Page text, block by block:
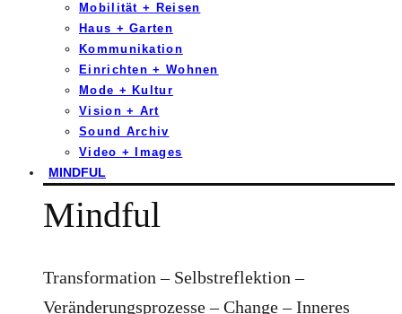
Mobilität + Reisen
Haus + Garten
Kommunikation
Einrichten + Wohnen
Mode + Kultur
Vision + Art
Sound Archiv
Video + Images
MINDFUL
Mindful
Transformation – Selbstreflektion –
Veränderungsprozesse – Change – Inneres